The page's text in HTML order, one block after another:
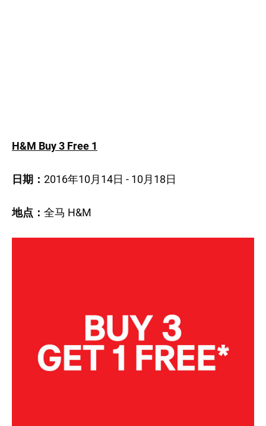
H&M Buy 3 Free 1
日期： 2016年10月14日 - 10月18日
地点： 全马 H&M